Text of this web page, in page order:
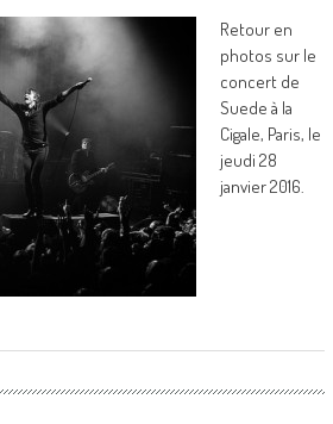
Retour en
photos sur le
concert de
Suede à la
Cigale, Paris, le
jeudi 28
janvier 2016.